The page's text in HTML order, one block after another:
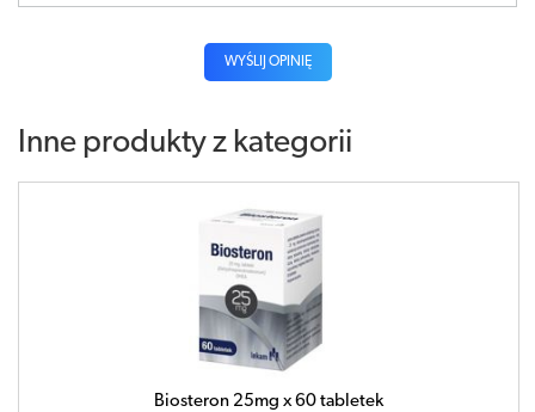
WYŚLIJ OPINIĘ
Inne produkty z kategorii
Biosteron 25mg x 60 tabletek